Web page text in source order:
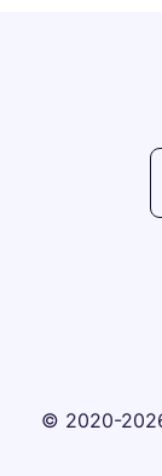
© 2020-